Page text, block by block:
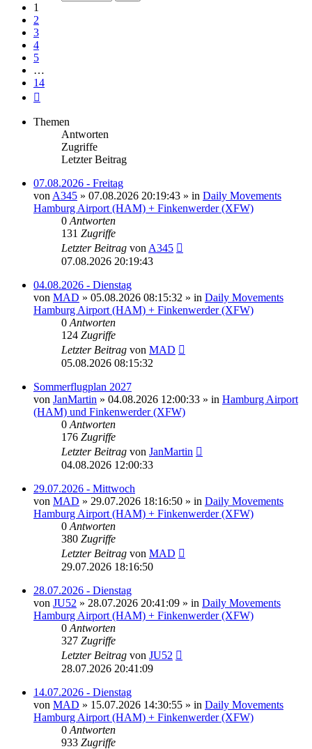
1
2
3
4
5
…
14
Themen
Antworten
Zugriffe
Letzter Beitrag
07.08.2026 - Freitag
von A345 » 07.08.2026 20:19:43 » in Daily Movements
Hamburg Airport (HAM) + Finkenwerder (XFW)
0 Antworten
131 Zugriffe
Letzter Beitrag von A345
07.08.2026 20:19:43
04.08.2026 - Dienstag
von MAD » 05.08.2026 08:15:32 » in Daily Movements
Hamburg Airport (HAM) + Finkenwerder (XFW)
0 Antworten
124 Zugriffe
Letzter Beitrag von MAD
05.08.2026 08:15:32
Sommerflugplan 2027
von JanMartin » 04.08.2026 12:00:33 » in Hamburg Airport
(HAM) und Finkenwerder (XFW)
0 Antworten
176 Zugriffe
Letzter Beitrag von JanMartin
04.08.2026 12:00:33
29.07.2026 - Mittwoch
von MAD » 29.07.2026 18:16:50 » in Daily Movements
Hamburg Airport (HAM) + Finkenwerder (XFW)
0 Antworten
380 Zugriffe
Letzter Beitrag von MAD
29.07.2026 18:16:50
28.07.2026 - Dienstag
von JU52 » 28.07.2026 20:41:09 » in Daily Movements
Hamburg Airport (HAM) + Finkenwerder (XFW)
0 Antworten
327 Zugriffe
Letzter Beitrag von JU52
28.07.2026 20:41:09
14.07.2026 - Dienstag
von MAD » 15.07.2026 14:30:55 » in Daily Movements
Hamburg Airport (HAM) + Finkenwerder (XFW)
0 Antworten
933 Zugriffe